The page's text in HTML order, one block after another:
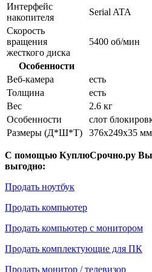
Интерфейс
накопителя
Serial ATA
Скорость
вращения
жесткого диска
5400 об/мин
Особенности
Веб-камера
есть
Толщина
есть
Вес
2.6 кг
Особенности
слот
Размеры (Д*Ш*Т)
376x249x35 мм
С помощью КуплюСрочно.ру Вы
выгодно:
Продать ноутбук
Продать компьютер
Продать компьютер с монитором
Продать комплектующие для ПК
Продать монитор / телевизор